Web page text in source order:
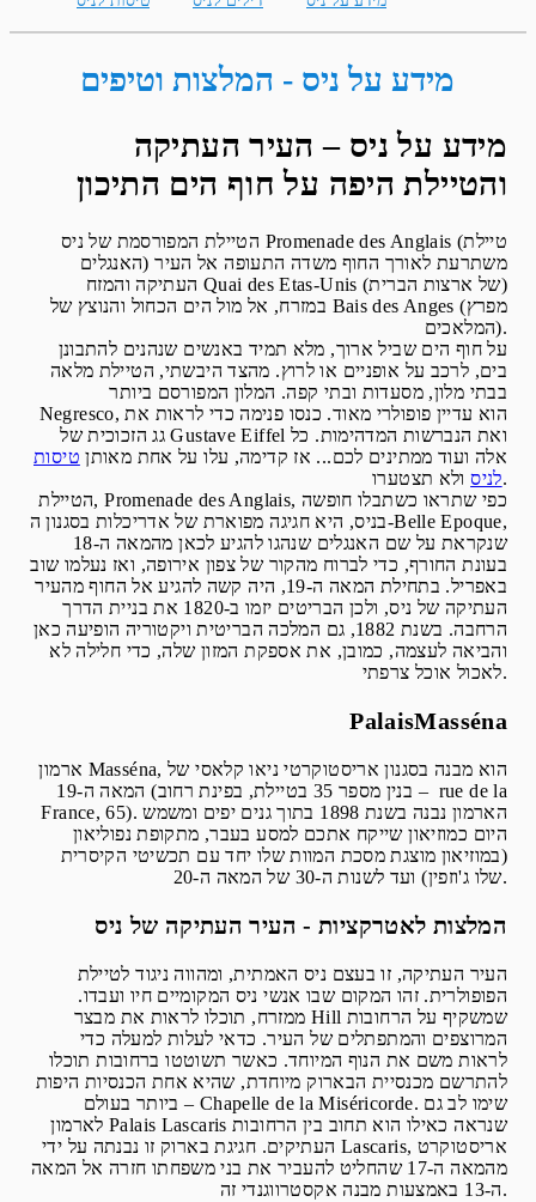
מידע על ניס - המלצות וטיפים
מידע על ניס – העיר העתיקה
והטיילת היפה על חוף הים התיכון
הטיילת המפורסמת של ניס Promenade des Anglais (טיילת
האנגלים) משתרעת לאורך החוף משדה התעופה אל העיר
העתיקה והמזח Quai des Etas-Unis (של ארצות הברית)
במזרח, אל מול הים הכחול והנוצץ של Bais des Anges (מפרץ
המלאכים).
על חוף הים שביל ארוך, מלא תמיד באנשים שנהנים להתבונן
בים, לרכב על אופניים או לרוץ. מהצד היבשתי, הטיילת מלאה
בבתי מלון, מסעדות ובתי קפה. המלון המפורסם ביותר
Negresco, הוא עדיין פופולרי מאוד. כנסו פנימה כדי לראות את
גג הזכוכית של Gustave Eiffel ואת הנברשות המדהימות. כל
אלה ועוד ממתינים לכם... אז קדימה, עלו על אחת מאותן טיסות
לניסולא תצטערו.
הטיילת, Promenade des Anglais, כפי שתראו כשתבלו חופשה
בניס, היא חגיגה מפוארת של אדריכלות בסגנון ה-Belle Epoque,
שנקראת על שם האנגלים שנהגו להגיע לכאן מהמאה ה-18
בעונת החורף, כדי לברוח מהקור של צפון אירופה, ואז נעלמו שוב
באפריל. בתחילת המאה ה-19, היה קשה להגיע אל החוף מהעיר
העתיקה של ניס, ולכן הבריטים יזמו ב-1820 את בניית הדרך
הרחבה. בשנת 1882, גם המלכה הבריטית ויקטוריה הופיעה כאן
והביאה לעצמה, כמובן, את אספקת המזון שלה, כדי חלילה לא
לאכול אוכל צרפתי.
PalaisMasséna
ארמון Masséna, הוא מבנה בסגנון אריסטוקרטי ניאו קלאסי של
המאה ה-19 (בנין מספר 35 בטיילת, בפינת רחוב – rue de la
France, 65). הארמון נבנה בשנת 1898 בתוך גנים יפים ומשמש
היום כמוזיאון שייקח אתכם למסע בעבר, מתקופת נפוליאון
(במוזיאון מוצגת מסכת המוות שלו יחד עם תכשיטי הקיסרית
שלו ג'וזפין) ועד לשנות ה-30 של המאה ה-20.
המלצות לאטרקציות - העיר העתיקה של ניס
העיר העתיקה, זו בעצם ניס האמתית, ומהווה ניגוד לטיילת
הפופולרית. זהו המקום שבו אנשי ניס המקומיים חיו ועבדו.
ממזרח, תוכלו לראות את מבצר Hill שמשקיף על הרחובות
המרוצפים והמתפתלים של העיר. כדאי לעלות למעלה כדי
לראות משם את הנוף המיוחד. כאשר תשוטטו ברחובות תוכלו
להתרשם מכנסיית הבארוק מיוחדת, שהיא אחת הכנסיות היפות
ביותר בעולם – Chapelle de la Miséricorde. שימו לב גם
לארמון Palais Lascaris שנראה כאילו הוא תחוב בין הרחובות
העתיקים. חגיגת בארוק זו נבנתה על ידי Lascaris, אריסטוקרט
מהמאה ה-17 שהחליט להעביר את בני משפחתו חזרה אל המאה
ה-13 באמצעות מבנה אקסטרווגנדי זה.